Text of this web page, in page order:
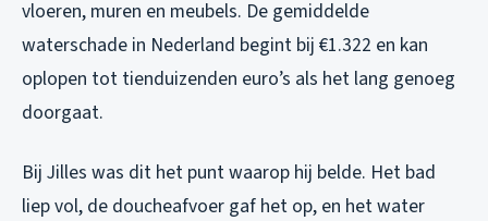
vloeren, muren en meubels. De gemiddelde
waterschade in Nederland begint bij €1.322 en kan
oplopen tot tienduizenden euro’s als het lang genoeg
doorgaat.
Bij Jilles was dit het punt waarop hij belde. Het bad
liep vol, de doucheafvoer gaf het op, en het water